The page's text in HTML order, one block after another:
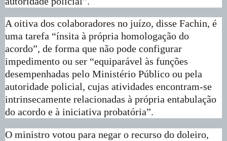
A oitiva dos colaboradores no juízo, disse Fachin, é
uma tarefa “ínsita à própria homologação do
acordo”, de forma que não pode configurar
impedimento ou ser “equiparável às funções
desempenhadas pelo Ministério Público ou pela
autoridade policial, cujas atividades encontram-se
intrinsecamente relacionadas à própria entabulação
do acordo e à iniciativa probatória”.
O ministro votou para negar o recurso do doleiro,